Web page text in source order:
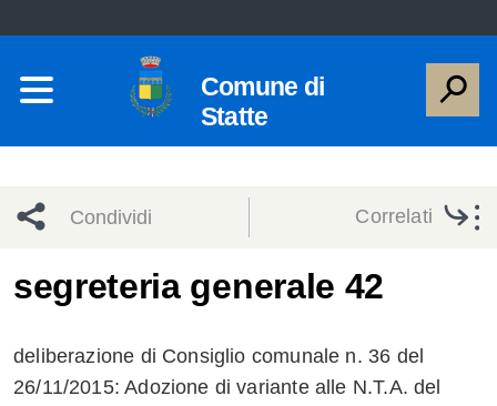
Comune di
Statte
Condividi
network
Condividi
Condividi
Facebook
su
Condividi
Correlati
segreteria generale 42
deliberazione di Consiglio comunale n. 36 del
26/11/2015: Adozione di variante alle N.T.A. del